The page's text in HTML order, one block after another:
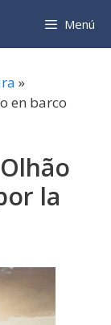
Menú
»
en barco
la